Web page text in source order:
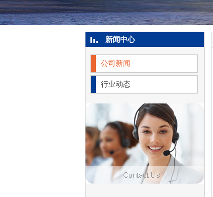
新闻中心
公司新闻
行业动态